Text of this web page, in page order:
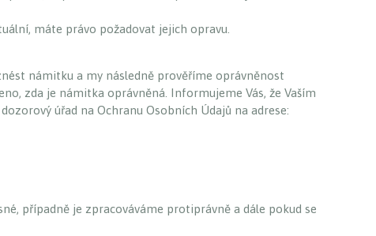
máte právo požadovat jejich opravu.
námitku a my následně prověříme oprávněnost
zda je námitka oprávněná. Informujeme Vás, že Vaším
úřad na Ochranu Osobních Údajů na adrese:
případně je zpracováváme protiprávně a dále pokud se